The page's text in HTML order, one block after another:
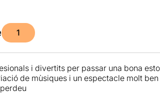
1
i divertits per passar una bona
de mùsiques i un espectacle molt